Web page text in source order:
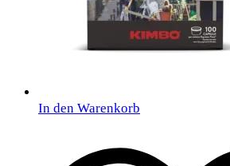
In den Warenkorb